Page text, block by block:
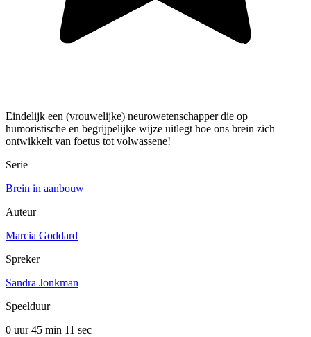
Eindelijk een (vrouwelijke) neurowetenschapper die op
humoristische en begrijpelijke wijze uitlegt hoe ons brein zich
ontwikkelt van foetus tot volwassene!
Serie
Brein in aanbouw
Auteur
Marcia Goddard
Spreker
Sandra Jonkman
Speelduur
0 uur 45 min 11 sec